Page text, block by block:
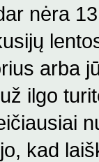
nėra
arba
ilgo
kad